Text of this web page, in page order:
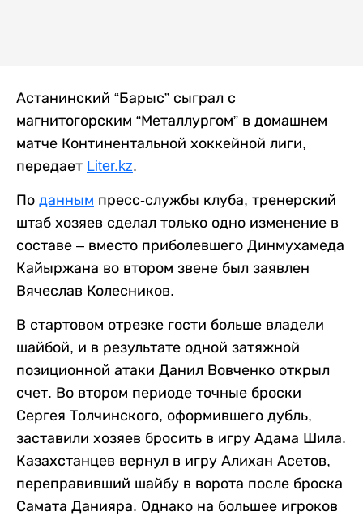
Астанинский “Барыс” сыграл с
магнитогорским “Металлургом” в домашнем
матче Континентальной хоккейной лиги,
передает Liter.kz.
По данным пресс-службы клуба, тренерский
штаб хозяев сделал только одно изменение в
составе – вместо приболевшего Динмухамеда
Кайыржана во втором звене был заявлен
Вячеслав Колесников.
В стартовом отрезке гости больше владели
шайбой, и в результате одной затяжной
позиционной атаки Данил Вовченко открыл
счет. Во втором периоде точные броски
Сергея Толчинского, оформившего дубль,
заставили хозяев бросить в игру Адама Шила.
Казахстанцев вернул в игру Алихан Асетов,
переправивший шайбу в ворота после броска
Самата Данияра. Однако на большее игроков